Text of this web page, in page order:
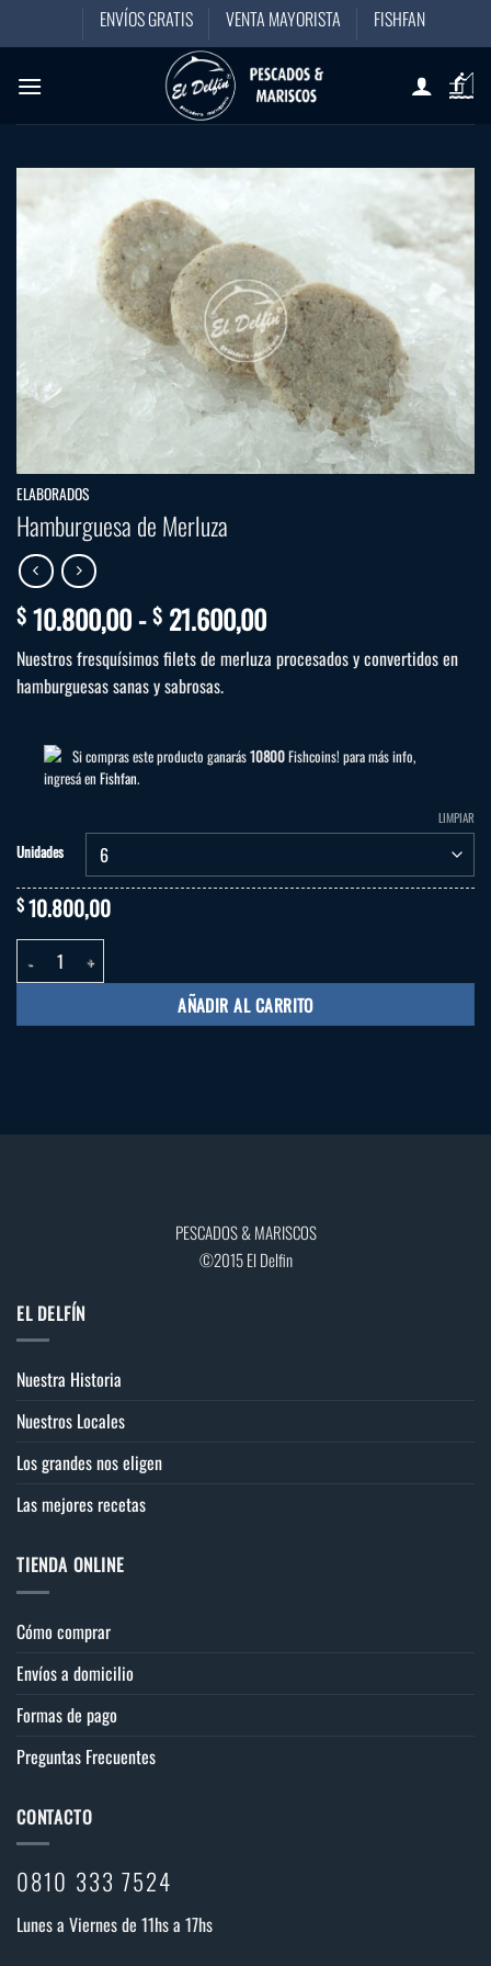
ENVÍOS GRATIS VENTA MAYORISTA FISHFAN
ELABORADOS
Hamburguesa de Merluza
$ 10.800,00- $ 21.600,00Rango
de
precios:
hasta
$ 21.600,00
Nuestros fresquísimos filets de merluza procesados y convertidos en
hamburguesas sanas y sabrosas.
Si compras este producto ganarás10800Fishcoins! para más info,
ingresá en Fishfan.
Unidades
LIMPIAR
$10.800,00
Hamburguesa de Merluza cantidad
AÑADIR AL CARRITO
PESCADOS & MARISCOS
©2015 El Delfin
EL DELFÍN
Nuestra Historia
Nuestros Locales
Los grandes nos eligen
Las mejores recetas
TIENDA ONLINE
Cómo comprar
Envíos a domicilio
Formas de pago
Preguntas Frecuentes
CONTACTO
0810 333 7524
Lunes a Viernes de 11hs a 17hs